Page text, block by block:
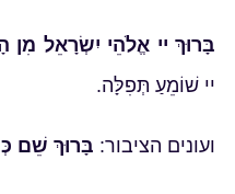
בָּרוּךְ יי אֱלֹהֵי יִשְׂרָאֵל מִן
יי שׁוֹמֵעַ תְּפִלָּה.
ועונים הציבור: בָּרוּךְ שֵׁם